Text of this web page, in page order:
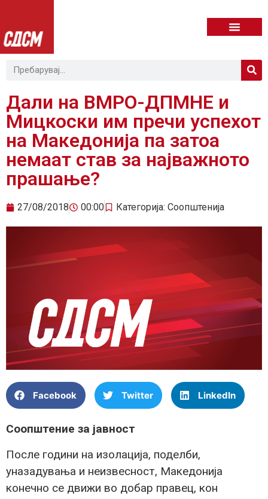
Дали на ВМРО-ДПМНЕ и
Мицкоски им пречи успехот
на Македонија па затоа
немаат став за најважното
прашање?
27/08/2018 00:00 Категорија: Соопштенија
Facebook Twitter LinkedIn
Соопштение за јавност
После години на изолација, поделби,
уназадувања и неизвесност, Македонија
конечно се движи во добар правец, кон